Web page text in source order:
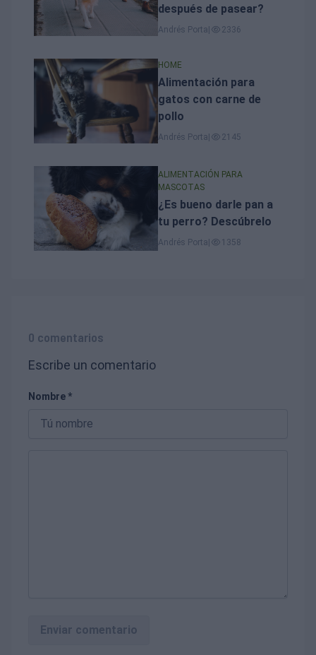
después de pasear?
Andrés Porta 2336
HOME
Alimentación para
gatos con carne de
pollo
Andrés Porta 2145
ALIMENTACIÓN PARA
MASCOTAS
¿Es bueno darle pan a
tu perro? Descúbrelo
Andrés Porta 1358
0 comentarios
Escribe un comentario
Nombre *
Enviar comentario